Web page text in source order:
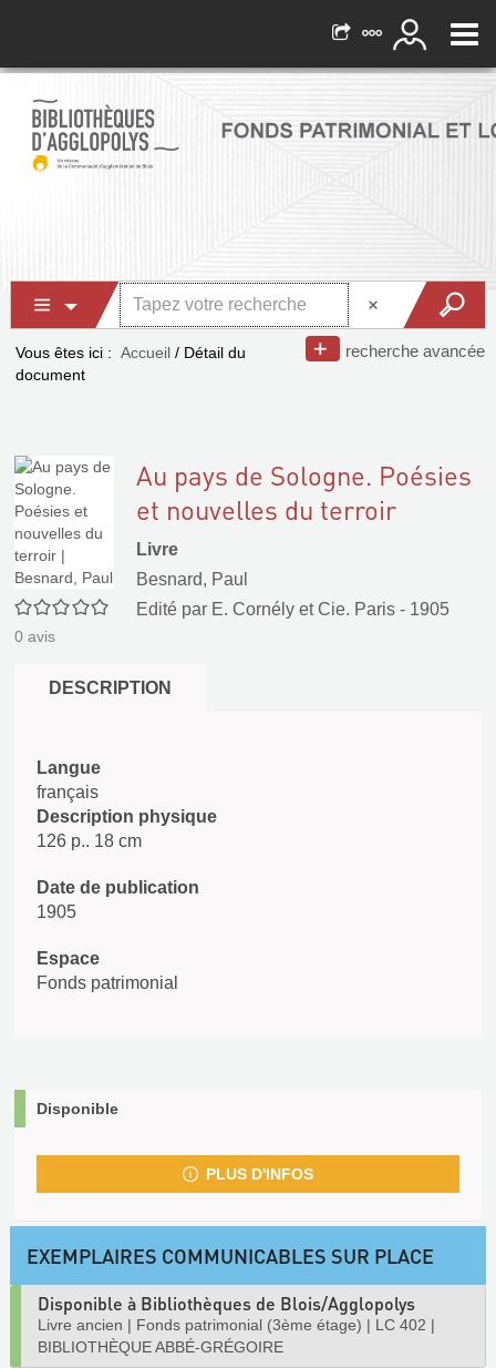
recherche avancée
Vous êtes ici : Accueil / Détail du
document
0/5
0 avis
Au pays de Sologne. Poésies
et nouvelles du terroir
Livre
Besnard, Paul
Edité par E. Cornély et Cie. Paris - 1905
DESCRIPTION
Langue
français
Description physique
126 p.. 18 cm
Date de publication
1905
Espace
Fonds patrimonial
Disponible
PLUS D'INFOS
EXEMPLAIRES COMMUNICABLES SUR PLACE
Disponible à Bibliothèques de Blois/Agglopolys
Livre ancien | Fonds patrimonial (3ème étage) | LC 402 |
BIBLIOTHÈQUE ABBÉ-GRÉGOIRE